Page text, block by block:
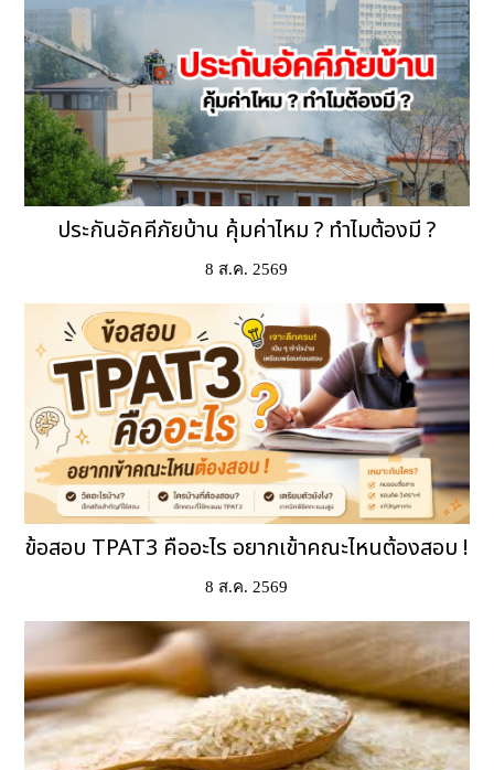
ประกันอัคคีภัยบ้าน คุ้มค่าไหม ? ทำไมต้องมี ?
8 ส.ค. 2569
ข้อสอบ TPAT3 คืออะไร อยากเข้าคณะไหนต้องสอบ !
8 ส.ค. 2569